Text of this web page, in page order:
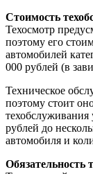
Стоимость
Техосмотр
поэтому его
автомобилей
000 рублей (в
Техническое
поэтому стоит
техобслуживания
рублей до
автомобиля и
Обязательность